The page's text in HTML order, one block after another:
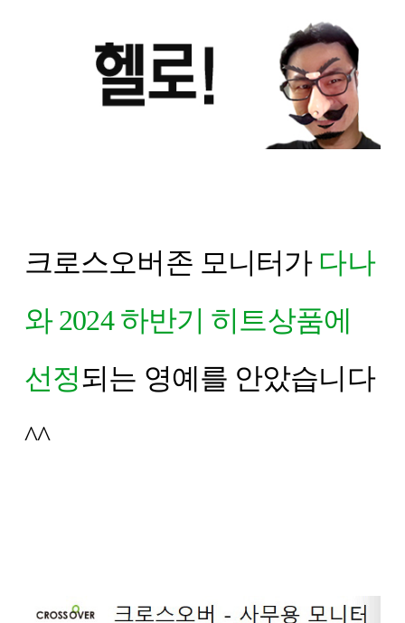
크로스오버존 모니터가 다나
와 2024 하반기 히트상품에
선정되는 영예를 안았습니다
^^